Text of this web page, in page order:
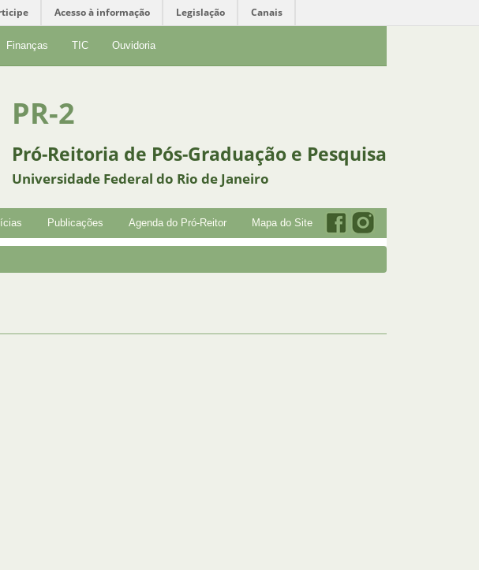
Acesso à informação Legislação Canais
Finanças TIC Ouvidoria
PR-2
Pró-Reitoria de Pós-Graduação e Pesquisa
Universidade Federal do Rio de Janeiro
Publicações Agenda do Pró-Reitor Mapa do Site